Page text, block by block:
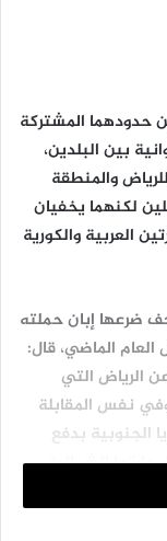
حدودهما المشتركة
بين البلدين،
والمنطقة
لكنهما يخفيان
العربية والكورية
ضرعها إبان حملته
العام الماضي، قال:
الرياض التي
نفس المقابلة
الجنوبية بدفع
جارتها الشمالية.